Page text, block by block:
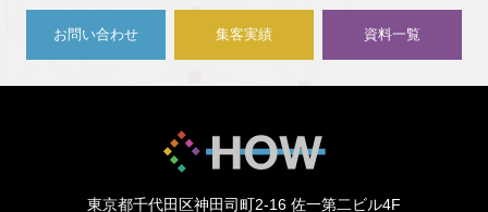
お問い合わせ 集客実績 資料一覧
東京都千代田区神田司町2-16 佐一第二ビル4F